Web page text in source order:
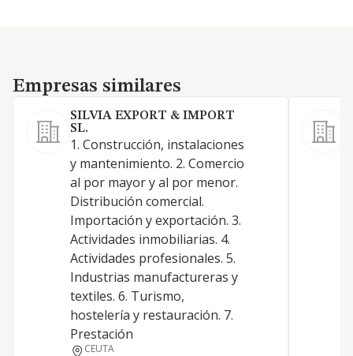
Empresas similares
Empresas similares
SILVIA EXPORT & IMPORT
SL.
1. Construcción, instalaciones
y mantenimiento. 2. Comercio
al por mayor y al por menor.
Distribución comercial.
Importación y exportación. 3.
Actividades inmobiliarias. 4.
Actividades profesionales. 5.
Industrias manufactureras y
textiles. 6. Turismo,
hostelería y restauración. 7.
Prestación
CEUTA